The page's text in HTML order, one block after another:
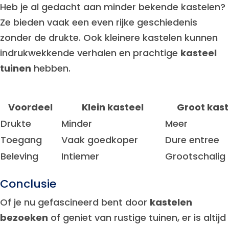
Heb je al gedacht aan minder bekende kastelen?
Ze bieden vaak een even rijke geschiedenis
zonder de drukte. Ook kleinere kastelen kunnen
indrukwekkende verhalen en prachtige kasteel
tuinen hebben.
Voordeel Klein kasteel
Groot
Drukte
Minder
Meer
Toegang
Vaak goedkoper
Dure entree
Beleving
Intiemer Grootschalig
Conclusie
Of je nu gefascineerd bent door kastelen
bezoeken of geniet van rustige tuinen, er is altijd